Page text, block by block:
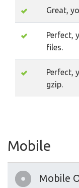
Great,
Perfect,
files.
Perfect,
gzip.
Mobile
Mobile